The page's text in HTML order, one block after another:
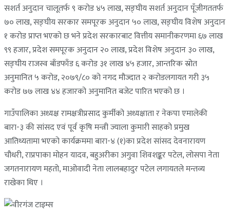
सशर्त अनुदान चालूतर्फ ९ करोड ४५ लाख, सङ्घीय सशर्त अनुदान पूँजीगततर्फ
७० लाख, सङ्घीय सरकार समपूरक अनुदान ५० लाख, सङ्घीय विशेष अनुदान
१ करोड प्राप्त भएको छ भने प्रदेश सरकारबाट वित्तीय समानीकरणमा ६७ लाख
९९ हजार, प्रदेश समपूरक अनुदान २० लाख, प्रदेश विशेष अनुदान ३० लाख,
सङ्घीय राजस्व बाँडफाँड ६ करोड ३१ लाख ४५ हजार, आन्तरिक स्रोत
अनुमानित ५ करोड, २०७९/८० को नगद मौज्दात २ करोडलगायत गरी ३५
करोड ७७ लाख ४४ हजारको अनुमानित बजेट पारित भएको छ ।
गाउँपालिका अध्यक्ष रामक्षत्रीप्रसाद कुर्मीको अध्यक्षाता र नेकपा एमालेकी
बारा-३ की सांसद एवं पूर्व कृषि मन्त्री ज्याला कुमारी साहको प्रमुख
आतिथ्यतामा भएको कार्यक्रममा बारा-४ (१)का प्रदेश सांसद देवनारायण
चौधरी, राप्रपाका मोहन यादव, बहुअरीका अगुवा शिवशङ्कर पटेल, लोसपा नेता
जगतनारायण महतो, माओवादी नेता लालबहादुर पटेल लगायतले मन्तव्य
राखेका थिए ।